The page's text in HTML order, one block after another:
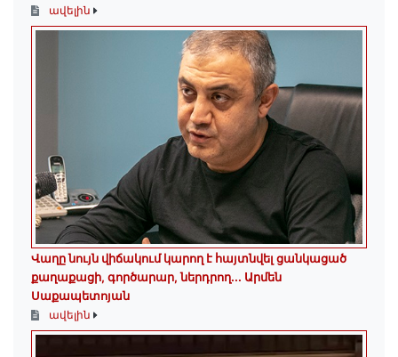
ավելին
Վաղը նույն վիճակում կարող է հայտնվել ցանկացած
քաղաքացի, գործարար, ներդրող.․․ Արմեն
Սաքապետոյան
ավելին